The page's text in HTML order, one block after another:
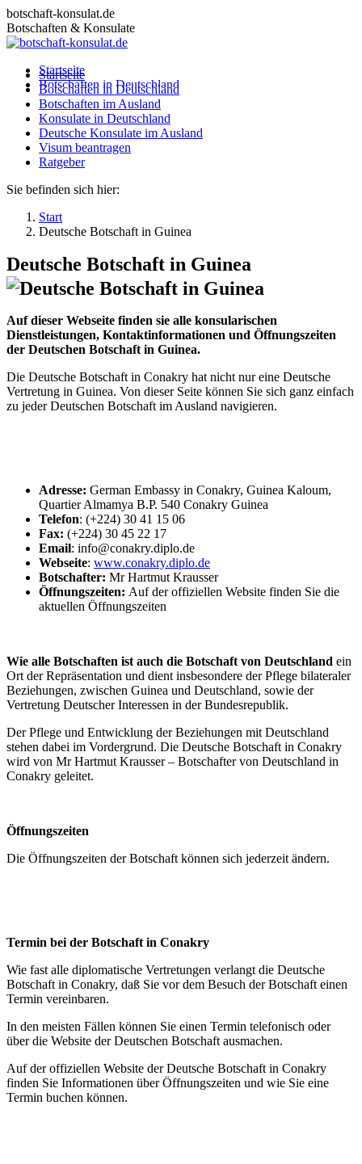
Zum
Inhalt
springen
botschaft-konsulat.de
Botschaften & Konsulate
Startseite
Botschaften in Deutschland
Botschaften im Ausland
Konsulate in Deutschland
Deutsche Konsulate im Ausland
Visum beantragen
Ratgeber
Startseite
Botschaften in Deutschland
Botschaften im Ausland
Konsulate in Deutschland
Deutsche Konsulate im Ausland
Visum beantragen
Ratgeber
Sie befinden sich hier:
Start
Deutsche Botschaft in Guinea
Deutsche Botschaft in Guinea
Auf dieser Webseite finden sie alle konsularischen
Dienstleistungen, Kontaktinformationen und Öffnungszeiten
der Deutschen Botschaft in Guinea.
Die Deutsche Botschaft in Conakry hat nicht nur eine Deutsche
Vertretung in Guinea. Von dieser Seite können Sie sich ganz einfach
zu jeder Deutschen Botschaft im Ausland navigieren.
Adresse: German Embassy in Conakry, Guinea Kaloum,
Quartier Almamya B.P. 540 Conakry Guinea
Telefon: (+224) 30 41 15 06
Fax: (+224) 30 45 22 17
Email: info@conakry.diplo.de
Webseite: www.conakry.diplo.de
Botschafter: Mr Hartmut Krausser
Öffnungszeiten: Auf der offiziellen Website finden Sie die
aktuellen Öffnungszeiten
Wie alle Botschaften ist auch die Botschaft von Deutschland ein
Ort der Repräsentation und dient insbesondere der Pflege bilateraler
Beziehungen, zwischen Guinea und Deutschland, sowie der
Vertretung Deutscher Interessen in der Bundesrepublik.
Der Pflege und Entwicklung der Beziehungen mit Deutschland
stehen dabei im Vordergrund. Die Deutsche Botschaft in Conakry
wird von Mr Hartmut Krausser – Botschafter von Deutschland in
Conakry geleitet.
Öffnungszeiten
Die Öffnungszeiten der Botschaft können sich jederzeit ändern.
Termin bei der Botschaft in Conakry
Wie fast alle diplomatische Vertretungen verlangt die Deutsche
Botschaft in Conakry, daß Sie vor dem Besuch der Botschaft einen
Termin vereinbaren.
In den meisten Fällen können Sie einen Termin telefonisch oder
über die Website der Deutschen Botschaft ausmachen.
Auf der offiziellen Website der Deutsche Botschaft in Conakry
finden Sie Informationen über Öffnungszeiten und wie Sie eine
Termin buchen können.